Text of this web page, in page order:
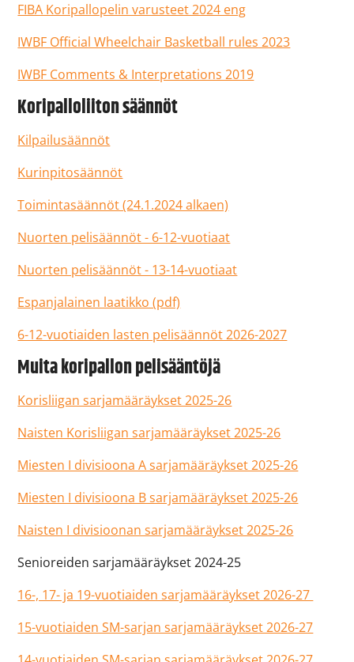
FIBA Koripallopelin varusteet 2024 eng
IWBF Official Wheelchair Basketball rules 2023
IWBF Comments & Interpretations 2019
Koripalloliiton säännöt
Kilpailusäännöt
Kurinpitosäännöt
Toimintasäännöt (24.1.2024 alkaen)
Nuorten pelisäännöt - 6-12-vuotiaat
Nuorten pelisäännöt - 13-14-vuotiaat
Espanjalainen laatikko (pdf)
6-12-vuotiaiden lasten pelisäännöt 2026-2027
Muita koripallon pelisääntöjä
Korisliigan sarjamääräykset 2025-26
Naisten Korisliigan sarjamääräykset 2025-26
Miesten I divisioona A sarjamääräykset 2025-26
Miesten I divisioona B sarjamääräykset 2025-26
Naisten I divisioonan sarjamääräykset 2025-26
Senioreiden sarjamääräykset 2024-25
16-, 17- ja 19-vuotiaiden sarjamääräykset 2026-27
15-vuotiaiden SM-sarjan sarjamääräykset 2026-27